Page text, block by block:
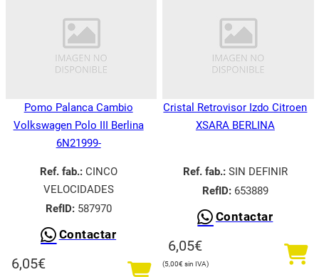
Pomo Palanca Cambio
Volkswagen Polo III Berlina
6N21999-
Ref. fab.:CINCO
VELOCIDADES
RefID:587970
Contactar
6,05€
Cristal Retrovisor Izdo Citroen
XSARA BERLINA
Ref. fab.:SIN DEFINIR
RefID:653889
Contactar
6,05€
5,00€